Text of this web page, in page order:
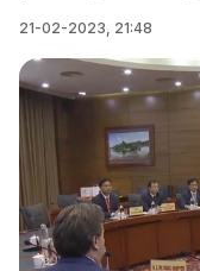
21-02-2023, 21:48